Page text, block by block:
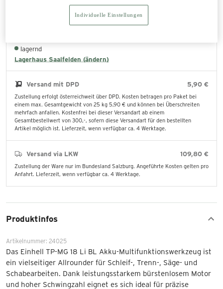
Abholung im Lagerhaus
Die bestellten Produkte können direkt im ausgewählten Lagerhaus abgeholt
lagernd
Lagerhaus Saalfelden (ändern)
Versand mit DPD 5,90 €
Zustellung erfolgt österreichweit über DPD. Kosten betragen pro Paket bei
einem max. Gesamtgewicht von 25 kg 5,90 € und können bei Überschreiten
mehrfach anfallen. Kostenfrei bei dieser Versandart ab einem
Gesamtbestellwert von 300,-, sofern diese Versandart für den bestellten
Artikel möglich ist. Lieferzeit, wenn verfügbar ca. 4 Werktage.
Versand via LKW 109,80 €
Zustellung der Ware nur im Bundesland Salzburg. Angeführte Kosten gelten pro
Anfahrt. Lieferzeit, wenn verfügbar ca. 4 Werktage.
Produktinfos
Artikelnummer: 24025
Das Einhell TP-MG 18 Li BL Akku-Multifunktionswerkzeug ist
ein vielseitiger Allrounder für Schleif-, Trenn-, Säge- und
Schabearbeiten. Dank leistungsstarkem bürstenlosem Motor
und hoher Schwingzahl eignet es sich ideal für präzise
Individuelle Einstellungen